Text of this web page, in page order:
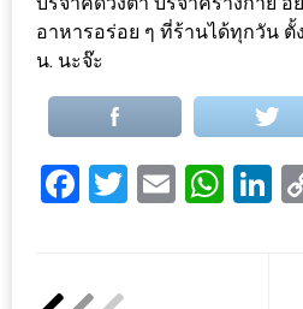
หมู
คู
โร
บูต
ะ
ที่
อาหารอร่อย ๆ ที่ร้านได้ทุกวัน ตั้
น. นะจ๊ะ
Facebook
Twitter
Email